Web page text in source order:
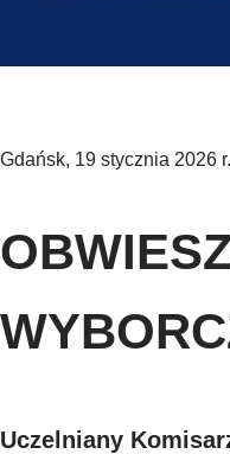
Gdańsk, 19 stycznia 2026 r.
Uczelniany